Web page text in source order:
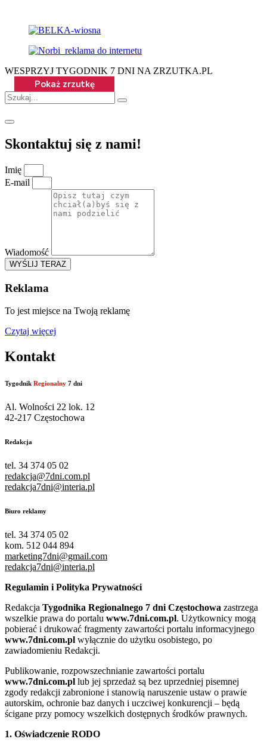
WESPRZYJ TYGODNIK 7 DNI NA ZRZUTKA.PL
Skontaktuj się z nami!
Imię
E-mail
Wiadomość
WYŚLIJ TERAZ
Reklama
To jest miejsce na Twoją reklamę
Czytaj więcej
Kontakt
Tygodnik Regionalny 7 dni
Al. Wolności 22 lok. 12
42-217 Częstochowa
Redakcja
tel. 34 374 05 02
redakcja@7dni.com.pl
redakcja7dni@interia.pl
Biuro reklamy
tel. 34 374 05 02
kom. 512 044 894
marketing7dni@gmail.com
redakcja7dni@interia.pl
Regulamin i Polityka Prywatności
Redakcja Tygodnika Regionalnego 7 dni Częstochowa zastrzega
wszelkie prawa do portalu www.7dni.com.pl. Użytkownicy mogą
pobierać i drukować fragmenty zawartości portalu informacyjnego
www.7dni.com.pl wyłącznie do użytku osobistego, po
zawiadomieniu Redakcji.
Publikowanie, rozpowszechnianie zawartości portalu
www.7dni.com.pl lub jej sprzedaż są bez uprzedniej pisemnej
zgody redakcji zabronione i stanowią naruszenie ustaw o prawie
autorskim, ochronie baz danych i uczciwej konkurencji – będą
ścigane przy pomocy wszelkich dostępnych środków prawnych.
1. Oświadczenie RODO